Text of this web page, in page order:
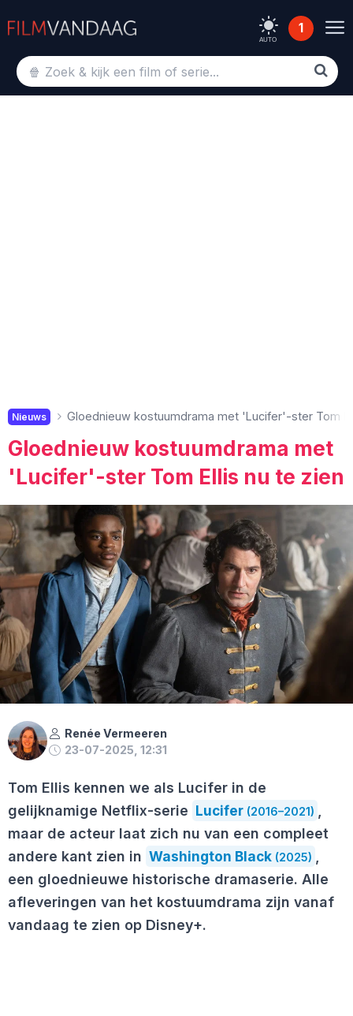
AUTO
1
Nieuws Gloednieuw kostuumdrama met 'Lucifer'-ster Tom
Gloednieuw kostuumdrama met
'Lucifer'-ster Tom Ellis nu te zien
Renée Vermeeren
23-07-2025, 12:31
Tom Ellis kennen we als Lucifer in de
gelijknamige Netflix-serie Lucifer (2016–2021) ,
maar de acteur laat zich nu van een compleet
andere kant zien in Washington Black (2025) ,
een gloednieuwe historische dramaserie. Alle
afleveringen van het kostuumdrama zijn vanaf
vandaag te zien op Disney+.